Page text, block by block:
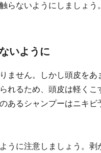
らないようにしましょう。
いように
ません。しかし頭皮をあ
れるため、頭皮は軽くこ
あるシャンプーはニキビ
うに注意しましょう。剥